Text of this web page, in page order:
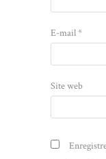
E-mail*
Site web